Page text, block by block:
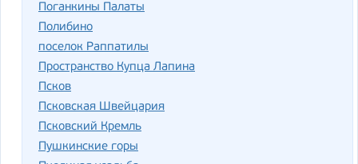
Поганкины Палаты
Полибино
поселок Раппатилы
Пространство Купца Лапина
Псков
Псковская Швейцария
Псковский Кремль
Пушкинские горы